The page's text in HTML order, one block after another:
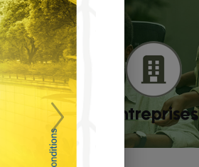
Entreprises
Next